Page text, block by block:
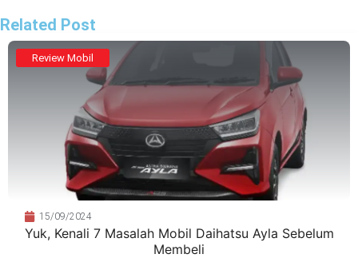
Related Post
Review Mobil
15/09/2024
Yuk, Kenali 7 Masalah Mobil Daihatsu Ayla Sebelum
Membeli